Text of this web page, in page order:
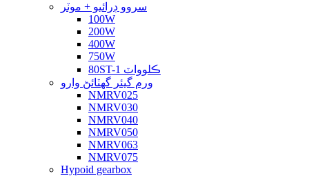
سروو ڊرائيو + موٽر
100W
200W
400W
750W
80ST-1 ڪلوواٽ
ورم گيئر گهٽائڻ وارو
NMRV025
NMRV030
NMRV040
NMRV050
NMRV063
NMRV075
Hypoid gearbox